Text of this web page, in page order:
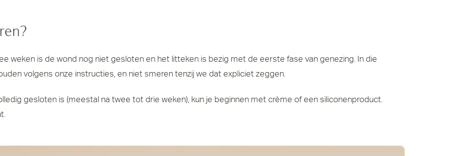
weken is de wond nog niet gesloten en het litteken is bezig met de eerste fase van genezing. In die
volgens onze instructies, en niet smeren tenzij we dat expliciet zeggen.
gesloten is (meestal na twee tot drie weken), kun je beginnen met crème of een siliconenproduct.